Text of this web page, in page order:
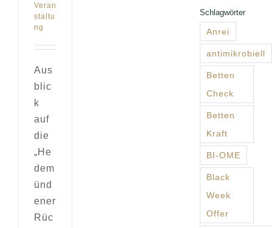
Veran
staltu
ng
Aus
blic
k
auf
die
„He
dem
ünd
ener
Rüc
Schlagwörter
Anrei
antimikrobiell
Betten
Check
Betten
Kraft
BI-OME
Black
Week
Offer